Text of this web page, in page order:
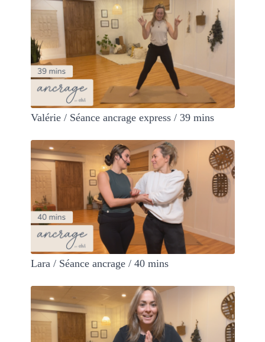
Valérie / Séance ancrage express / 39 mins
Lara / Séance ancrage / 40 mins